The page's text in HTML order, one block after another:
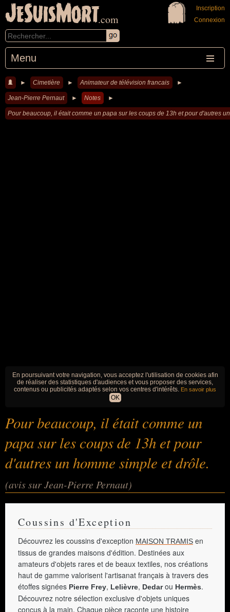
JeSuisMort.com
Menu
Inscription
Connexion
► Cimetière ► Animateur de télévision francais ►
Jean-Pierre Pernaut ► Notes ►
Pour beaucoup, il était comme un papa sur les coups de 13h et pour d'autres
En poursuivant votre navigation, vous acceptez l'utilisation de cookies afin
de réaliser des statistiques d'audiences et vous proposer des services,
contenus ou publicités adaptés selon vos centres d'intérêts. En savoir plus
OK
Pour beaucoup, il était comme un
papa sur les coups de 13h et pour
d'autres un homme simple et drôle.
(avis sur Jean-Pierre Pernaut)
Coussins d'Exception
Découvrez les coussins d'exception MAISON TRAMIS en
tissus de grandes maisons d'édition. Destinées aux
amateurs d'objets rares et de beaux textiles, nos créations
haut de gamme valorisent l'artisanat français à travers des
étoffes signées Pierre Frey, Lelièvre, Dedarou Hermès.
Découvrez notre sélection exclusive d'objets uniques
conçus à la main. Chaque pièce raconte une histoire